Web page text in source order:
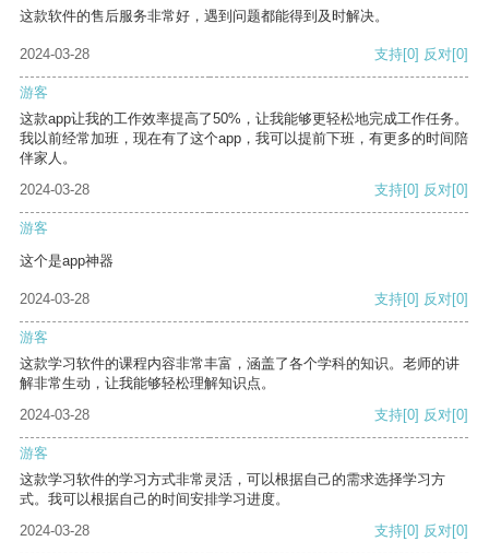
这款软件的售后服务非常好，遇到问题都能得到及时解决。
2024-03-28 支持[0] 反对[0]
游客
这款app让我的工作效率提高了50%，让我能够更轻松地完成工作任务。
我以前经常加班，现在有了这个app，我可以提前下班，有更多的时间陪
伴家人。
2024-03-28
支持[0] 反对[0]
游客
这个是app神器
2024-03-28 支持[0] 反对[0]
游客
这款学习软件的课程内容非常丰富，涵盖了各个学科的知识。老师的讲
解非常生动，让我能够轻松理解知识点。
2024-03-28
支持[0] 反对[0]
游客
这款学习软件的学习方式非常灵活，可以根据自己的需求选择学习方
式。我可以根据自己的时间安排学习进度。
2024-03-28
支持[0] 反对[0]